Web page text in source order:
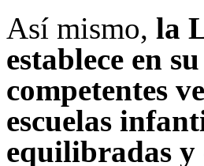
Así mismo, la
establece en
competentes
escuelas
equilibradas y